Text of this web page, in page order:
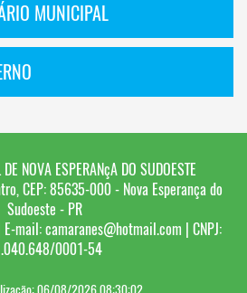
MUNICIPAL
NOVA ESPERANçA DO SUDOESTE
CEP: 85635-000 - Nova Esperança do
Sudoeste - PR
| E-mail: camaranes@hotmail.com | CNPJ:
0001-54